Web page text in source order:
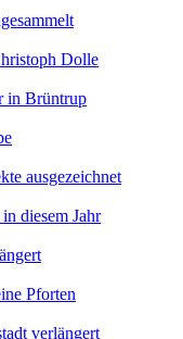
Dolle
in Brüntrup
ausgezeichnet
diesem Jahr
Pforten
verlängert